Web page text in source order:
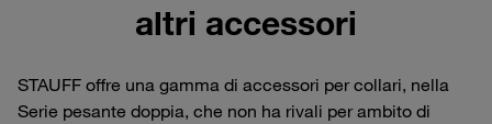
altri accessori
STAUFF offre una gamma di accessori per collari, nella
Serie pesante doppia, che non ha rivali per ambito di